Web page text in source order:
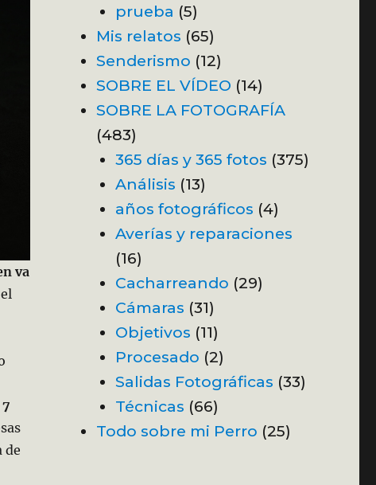
va
de
prueba (5)
Mis relatos (65)
Senderismo (12)
SOBRE EL VÍDEO (14)
SOBRE LA FOTOGRAFÍA
(483)
365 días y 365 fotos (375)
Análisis (13)
años fotográficos (4)
Averías y reparaciones
(16)
Cacharreando (29)
Cámaras (31)
Objetivos (11)
Procesado (2)
Salidas Fotográficas (33)
Técnicas (66)
Todo sobre mi Perro (25)